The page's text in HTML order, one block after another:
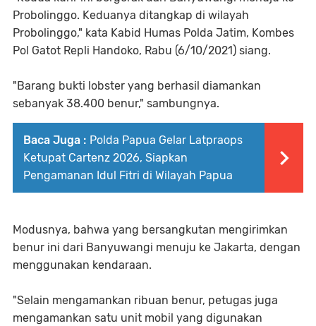
Probolinggo. Keduanya ditangkap di wilayah
Probolinggo," kata Kabid Humas Polda Jatim, Kombes
Pol Gatot Repli Handoko, Rabu (6/10/2021) siang.
"Barang bukti lobster yang berhasil diamankan
sebanyak 38.400 benur," sambungnya.
Baca Juga : ‎Polda Papua Gelar Latpraops
Ketupat Cartenz 2026, Siapkan
Pengamanan Idul Fitri di Wilayah Papua
Modusnya, bahwa yang bersangkutan mengirimkan
benur ini dari Banyuwangi menuju ke Jakarta, dengan
menggunakan kendaraan.
"Selain mengamankan ribuan benur, petugas juga
mengamankan satu unit mobil yang digunakan